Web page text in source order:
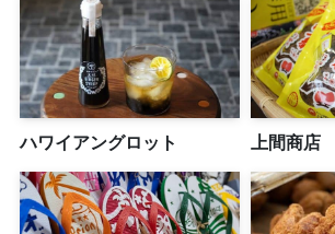
ハワイアングロット 上間商店